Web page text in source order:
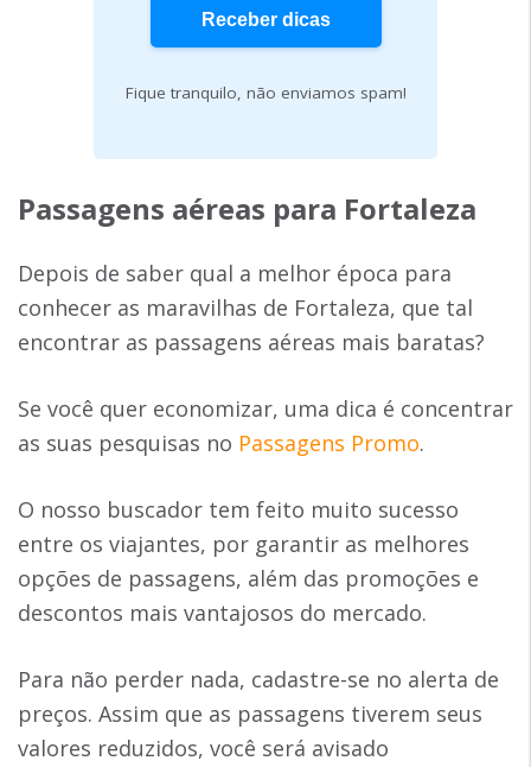
Fique tranquilo, não enviamos spam!
Passagens aéreas para Fortaleza
Depois de saber qual a melhor época para
conhecer as maravilhas de Fortaleza, que tal
encontrar as passagens aéreas mais baratas?
Se você quer economizar, uma dica é concentrar
as suas pesquisas no Passagens Promo.
O nosso buscador tem feito muito sucesso
entre os viajantes, por garantir as melhores
opções de passagens, além das promoções e
descontos mais vantajosos do mercado.
Para não perder nada, cadastre-se no alerta de
preços. Assim que as passagens tiverem seus
valores reduzidos, você será avisado